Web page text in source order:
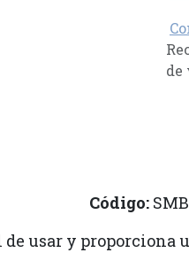
de
Código:
usar y proporciona